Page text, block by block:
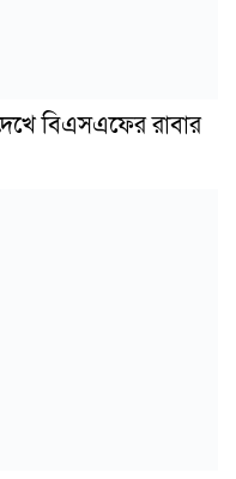
বিএসএফের রাবার